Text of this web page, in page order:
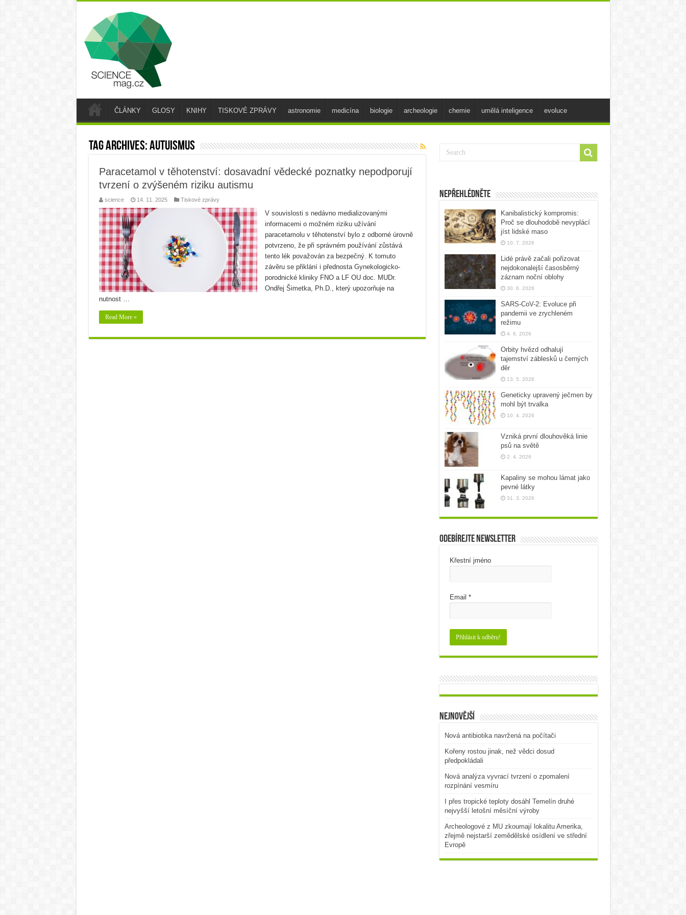
ČLÁNKY GLOSY KNIHY TISKOVÉ ZPRÁVY astronomie medicína biologie archeologie chemie umělá inteligence evoluce
Tag Archives:autuismus
Paracetamol v těhotenství: dosavadní vědecké poznatky nepodporují
tvrzení o zvýšeném riziku autismu
science 14. 11. 2025 Tiskové zprávy
V souvislosti s nedávno medializovanými
informacemi o možném riziku užívání
paracetamolu v těhotenství bylo z odborné úrovně
potvrzeno, že při správném používání zůstává
tento lék považován za bezpečný. K tomuto
závěru se přiklání i přednosta Gynekologicko-
porodnické kliniky FNO a LF OU doc. MUDr.
Ondřej Šimetka, Ph.D., který upozorňuje na
nutnost …
Read More »
Nepřehlédněte
Kanibalistický kompromis:
Proč se dlouhodobě nevyplácí
jíst lidské maso
10. 7. 2026
Lidé právě začali pořizovat
nejdokonalejší časosběrný
záznam noční oblohy
30. 6. 2026
SARS-CoV-2: Evoluce při
pandemii ve zrychleném
režimu
4. 6. 2026
Orbity hvězd odhalují
tajemství záblesků u černých
děr
13. 5. 2026
Geneticky upravený ječmen by
mohl být trvalka
10. 4. 2026
Vzniká první dlouhověká linie
psů na světě
2. 4. 2026
Kapaliny se mohou lámat jako
pevné látky
31. 3. 2026
Odebírejte newsletter
Křestní jméno
Email *
Nejnovější
Nová antibiotika navržená na počítači
Kořeny rostou jinak, než vědci dosud
předpokládali
Nová analýza vyvrací tvrzení o zpomalení
rozpínání vesmíru
I přes tropické teploty dosáhl Temelín druhé
nejvyšší letošní měsíční výroby
Archeologové z MU zkoumají lokalitu Amerika,
zřejmě nejstarší zemědělské osídlení ve střední
Evropě